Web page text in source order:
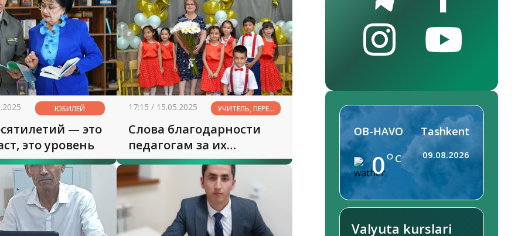
ЮБИЛЕЙ
— это
это уровень
17:15 / 15.05.2025
УЧИТЕЛЬ, ПЕРЕД
ИМЕНЕМ
ТВОИМ...
Слова благодарности
педагогам за их
бесценный вклад в
наше развитие
OB-HAVO
0 C
Tashkent
09.08.2026
Valyuta kurslari